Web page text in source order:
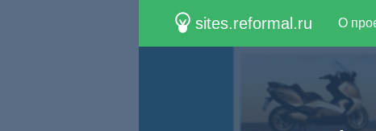
sites.reformal.ru О